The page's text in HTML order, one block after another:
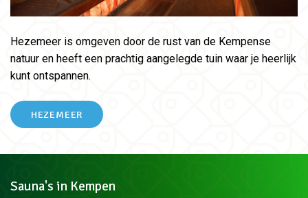
Hezemeer is omgeven door de rust van de Kempense
natuur en heeft een prachtig aangelegde tuin waar je heerlijk
kunt ontspannen.
HEZEMEER
Sauna's in Kempen